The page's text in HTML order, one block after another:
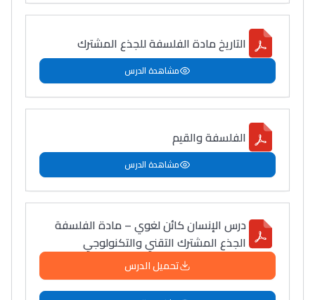
دليل المهن
ما يزيد عن 149 مهنة
دليل التوجيه
التوجيه بالثانوي و الإعدادي
Ki Derti Liha
التاريخ مادة الفلسفة للجذع المشترك
مشاهدة الدرس
الفلسفة والقيم
مشاهدة الدرس
درس الإنسان كائن لغوي – مادة الفلسفة
الجذع المشترك التقني والتكنولوجي
تحميل الدرس